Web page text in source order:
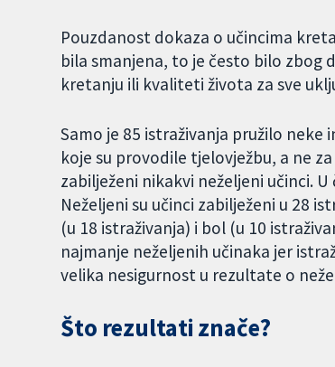
Pouzdanost dokaza o učincima
bila smanjena, to je često bilo zbog
kretanju ili kvaliteti života za sve
Samo je 85 istraživanja pružilo
koje su provodile tjelovježbu, a ne
zabilježeni nikakvi neželjeni učinci.
Neželjeni su učinci zabilježeni u 28
(u 18 istraživanja) i bol (u 10
najmanje neželjenih učinaka jer
velika nesigurnost u rezultate o
Što rezultati znače?